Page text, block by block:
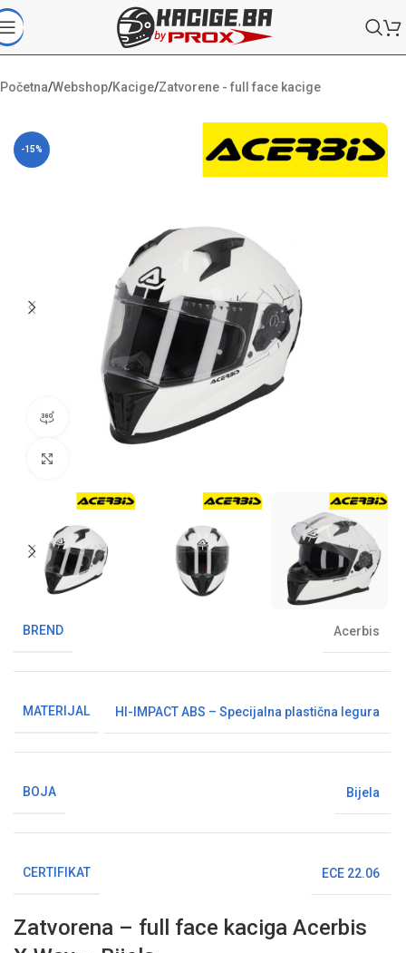
Početna/Webshop/Kacige/Zatvorene - full face kacige
-15%
360° pregled proizvoda
BREND Acerbis
MATERIJAL HI-IMPACT ABS – Specijalna plastična legura
BOJA Bijela
CERTIFIKAT ECE 22.06
Zatvorena – full face kaciga Acerbis